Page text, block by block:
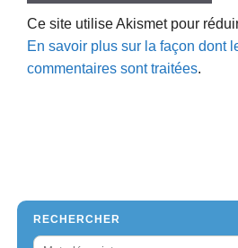
Ce site utilise Akismet pour
En savoir plus sur la façon dont
commentaires sont traitées.
RECHERCHER